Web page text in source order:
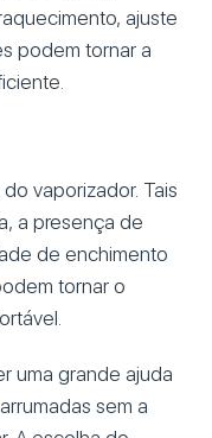
ajuste
podem tornar a
vaporizador. Tais
a presença de
de enchimento
tornar o
uma grande ajuda
sem a